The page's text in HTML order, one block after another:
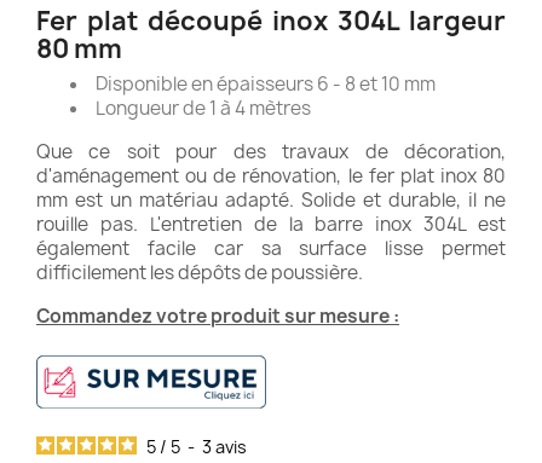
Fer plat découpé inox 304L largeur
80 mm
Disponible en épaisseurs 6 - 8 et 10 mm
Longueur de 1 à 4 mètres
Que ce soit pour des travaux de décoration,
d'aménagement ou de rénovation, le fer plat inox 80
mm est un matériau adapté. Solide et durable, il ne
rouille pas. L'entretien de la barre inox 304L est
également facile car sa surface lisse permet
difficilement les dépôts de poussière.
Commandez votre produit sur mesure :
5 / 5 - 3avis